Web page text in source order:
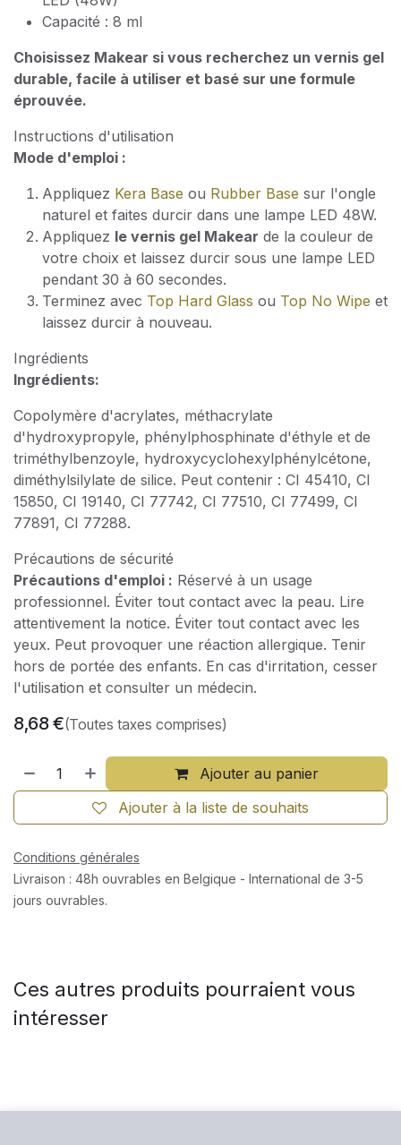
Capacité : 8 ml
Choisissez Makear si vous recherchez un vernis gel
durable, facile à utiliser et basé sur une formule
éprouvée.
Instructions d'utilisation
Mode d'emploi :
Appliquez Kera Base ou Rubber Base sur l'ongle
naturel et faites durcir dans une lampe LED 48W.
Appliquez le vernis gel Makear de la couleur de
votre choix et laissez durcir sous une lampe LED
pendant 30 à 60 secondes.
Terminez avec Top Hard Glass ou Top No Wipe et
laissez durcir à nouveau.
Ingrédients
Ingrédients:
Copolymère d'acrylates, méthacrylate
d'hydroxypropyle, phénylphosphinate d'éthyle et de
triméthylbenzoyle, hydroxycyclohexylphénylcétone,
diméthylsilylate de silice. Peut contenir : CI 45410, CI
15850, CI 19140, CI 77742, CI 77510, CI 77499, CI
77891, CI 77288.
Précautions de sécurité
Précautions d'emploi : Réservé à un usage
professionnel. Éviter tout contact avec la peau. Lire
attentivement la notice. Éviter tout contact avec les
yeux. Peut provoquer une réaction allergique. Tenir
hors de portée des enfants. En cas d'irritation, cesser
l'utilisation et consulter un médecin.
8,68€(Toutes taxes comprises)
Ajouter au panier
Ajouter à la liste de souhaits
Conditions générales
Livraison : 48h ouvrables en Belgique - International de 3-5
jours ouvrables.
Ces autres produits pourraient vous
intéresser